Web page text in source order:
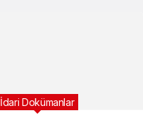
İdari Dokümanlar